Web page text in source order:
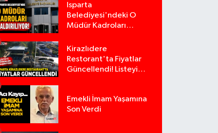
Isparta
Belediyesi'ndeki O
Müdür Kadroları
Kirazlıdere
Restorant'ta Fiyatlar
Güncellendi! Listeyi
Emekli İmam Yaşamına
Son Verdi